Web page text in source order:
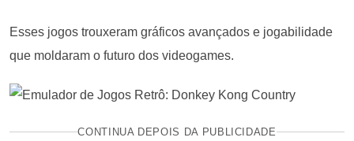
Esses jogos trouxeram gráficos avançados e jogabilidade
que moldaram o futuro dos videogames.
CONTINUA DEPOIS DA PUBLICIDADE